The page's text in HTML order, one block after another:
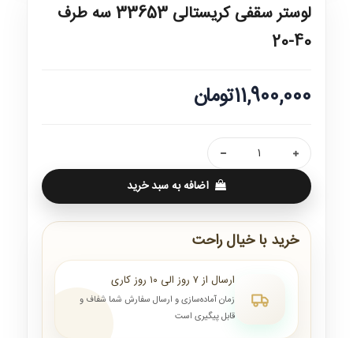
لوستر سقفی کریستالی 33653 سه طرف
40-20
11,900,000تومان
اضافه به سبد خرید
خرید با خیال راحت
ارسال از ۷ روز الی ۱۰ روز کاری
زمان آماده‌سازی و ارسال سفارش شما شفاف و
قابل پیگیری است